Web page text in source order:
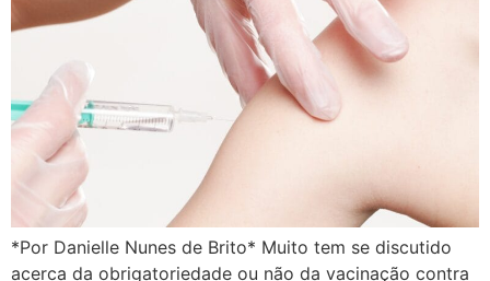
*Por Danielle Nunes de Brito* Muito tem se discutido
acerca da obrigatoriedade ou não da vacinação contra